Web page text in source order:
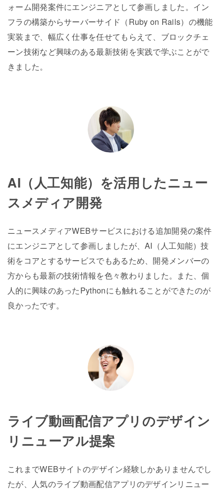
ォーム開発案件にエンジニアとして参画しました。イン
フラの構築からサーバーサイド（Ruby on Rails）の機能
実装まで、幅広く仕事を任せてもらえて、ブロックチェ
ーン技術など興味のある最新技術を実践で学ぶことがで
きました。
AI（人工知能）を活用したニュー
スメディア開発
ニュースメディアWEBサービスにおける追加開発の案件
にエンジニアとして参画しましたが、AI（人工知能）技
術をコアとするサービスでもあるため、開発メンバーの
方からも最新の技術情報を色々教わりました。また、個
人的に興味のあったPythonにも触れることができたのが
良かったです。
ライブ動画配信アプリのデザイン
リニューアル提案
これまでWEBサイトのデザイン経験しかありませんでし
たが、人気のライブ動画配信アプリのデザインリニュー